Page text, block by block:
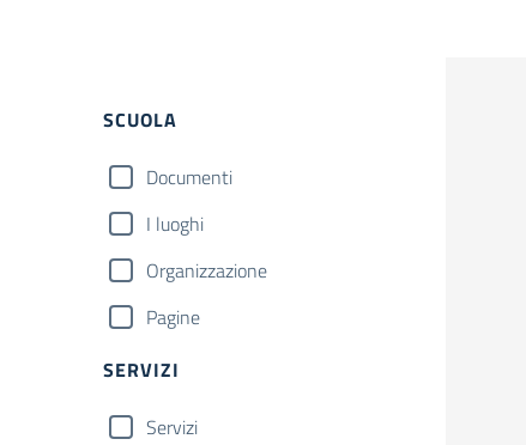
Filtri
SCUOLA
Documenti
I luoghi
Organizzazione
Pagine
SERVIZI
Servizi